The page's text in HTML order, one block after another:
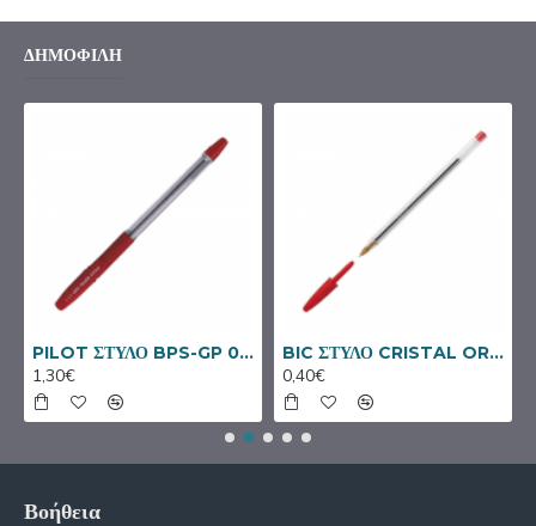
ΔΗΜΟΦΙΛΉ
PILOT ΣΤΥΛΟ BPS-GP 0.7 FINE ΚΟΚΚΙΝΟ
1,30€
BIC ΣΤΥΛΟ CRISTAL ORIGINAL ΚΟΚΚΙΝΟ
0,40€
Βοήθεια